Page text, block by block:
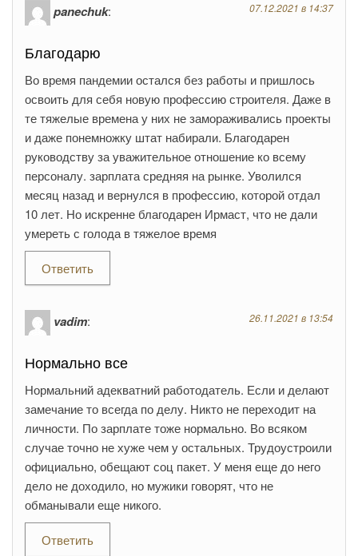
panechuk: 07.12.2021 в 14:37
Благодарю
Во время пандемии остался без работы и пришлось
освоить для себя новую профессию строителя. Даже в
те тяжелые времена у них не замораживались проекты
и даже понемножку штат набирали. Благодарен
руководству за уважительное отношение ко всему
персоналу. зарплата средняя на рынке. Уволился
месяц назад и вернулся в профессию, которой отдал
10 лет. Но искренне благодарен Ирмаст, что не дали
умереть с голода в тяжелое время
Ответить
vadim: 26.11.2021 в 13:54
Нормально все
Нормальний адекватний работодатель. Если и делают
замечание то всегда по делу. Никто не переходит на
личности. По зарплате тоже нормально. Во всяком
случае точно не хуже чем у остальных. Трудоустроили
официально, обещают соц пакет. У меня еще до него
дело не доходило, но мужики говорят, что не
обманывали еще никого.
Ответить